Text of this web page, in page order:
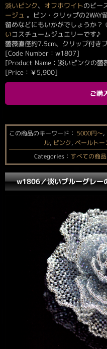
淡いピンク、 オフホワイトのビー
ージュ 。ピン・クリップの2WAY
留めなどにもいかがでしょうか？
いコスチュームジュエリーです♪
薔薇直径約7.5cm、クリップ付き
[Code Number：w1807]
[Product Name：淡いピンクの薔
[Price： ￥5,900]
ご購
この商品のキーワード： 5000円〜,
ル, ピンク, ペールトー
Categories： すべての商
w1806／淡いブルーグレー